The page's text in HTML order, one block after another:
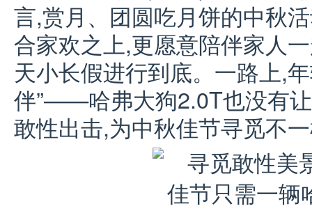
言,赏月、团圆吃月饼的中秋
合家欢之上,更愿意陪伴家人
天小长假进行到底。一路上,
伴”——哈弗大狗2.0T也没有
敢性出击,为中秋佳节寻觅不